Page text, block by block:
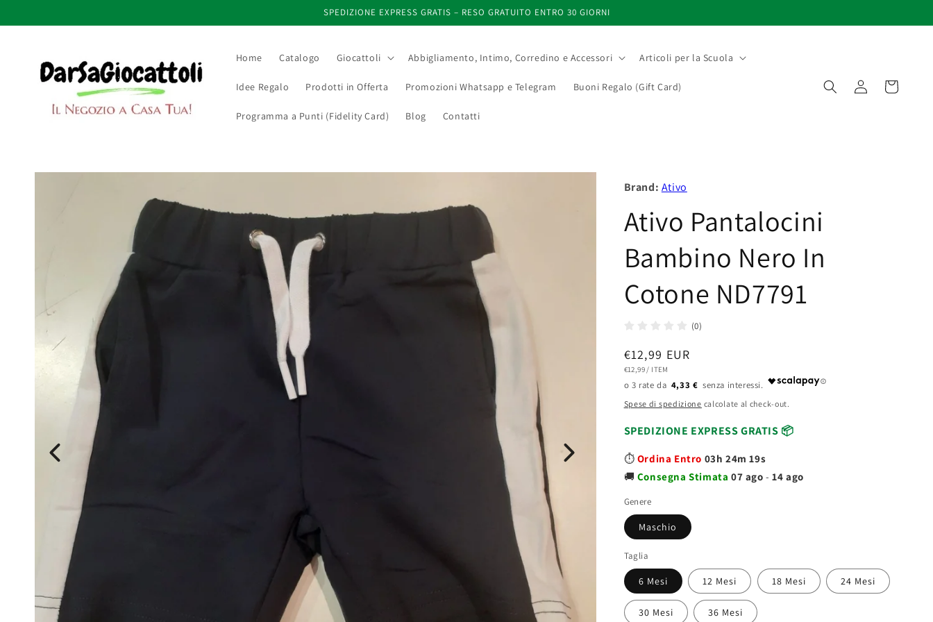
ai contenuti
SPEDIZIONE EXPRESS GRATIS – RESO GRATUITO ENTRO 30 GIORNI
Home Catalogo Giocattoli Abbigliamento, Intimo, Corredino e Accessori Articoli per la Scuola
Idee Regalo Prodotti in Offerta Promozioni Whatsapp e Telegram Buoni Regalo (Gift Card)
Programma a Punti (Fidelity Card) Blog Contatti
Accedi Carrello
Brand: Ativo
Ativo Pantalocini
Bambino Nero In
Cotone ND7791
(0)
Prezzo
di
listino
€12,99 EUR
PREZZO
€12,99/ PER
ITEM
4,33 €
Spese di spedizione calcolate al check-out.
SPEDIZIONE EXPRESS GRATIS 📦
⏱️ Ordina Entro 03h 24m 18s
🚚 Consegna Stimata07 ago -14 ago
Genere
Maschio
Taglia
6 Mesi 12 Mesi 18 Mesi 24 Mesi
30 Mesi 36 Mesi